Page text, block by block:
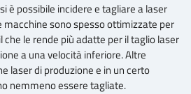
è possibile incidere e tagliare a laser
macchine sono spesso ottimizzate per
che le rende più adatte per il taglio laser
a una velocità inferiore. Altre
laser di produzione e in un certo
nemmeno essere tagliate.